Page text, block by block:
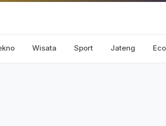
Wisata Sport Jateng